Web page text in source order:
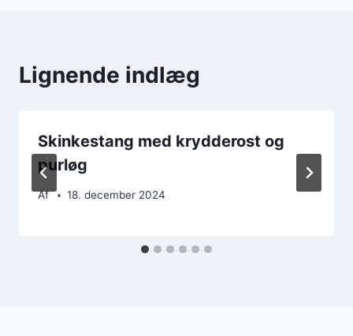
Lignende indlæg
Skinkestang med krydderost og
purløg
Af 18. december 2024